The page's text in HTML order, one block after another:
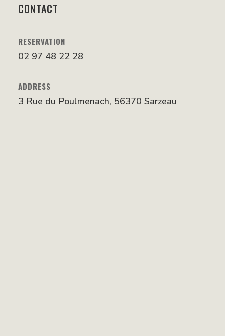
CONTACT
RESERVATION
02 97 48 22 28
ADDRESS
3 Rue du Poulmenach, 56370 Sarzeau